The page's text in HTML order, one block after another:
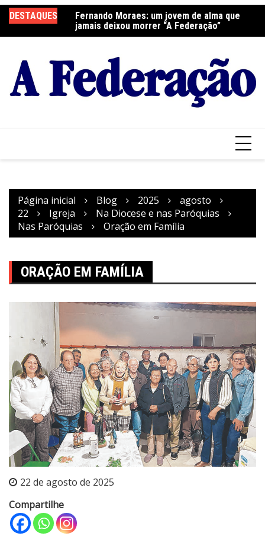
para
o
DESTAQUES
a Festa do
Fernando Moraes: um jovem de alma que
jamais deixou morrer “A Federação”
Página inicial Blog 2025
agosto
22
Igreja
Na Diocese e nas Paróquias
Nas Paróquias
Oração em Família
ORAÇÃO EM FAMÍLIA
22 de agosto de 2025
Compartilhe